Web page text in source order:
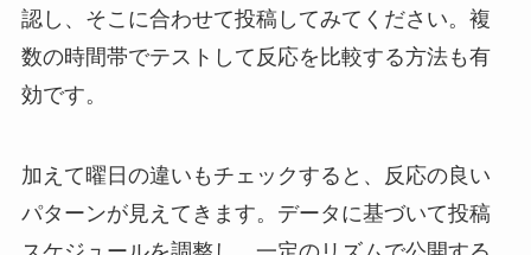
認し、そこに合わせて投稿してみてください。複
数の時間帯でテストして反応を比較する方法も有
効です。
加えて曜日の違いもチェックすると、反応の良い
パターンが見えてきます。データに基づいて投稿